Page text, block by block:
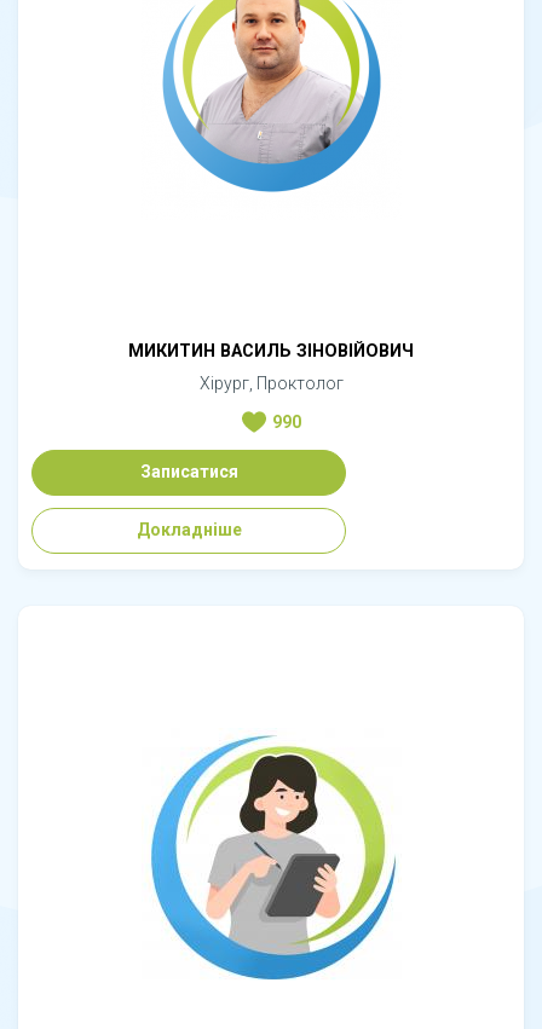
МИКИТИН ВАСИЛЬ ЗІНОВІЙОВИЧ
Хірург, Проктолог
990
Записатися
Докладніше